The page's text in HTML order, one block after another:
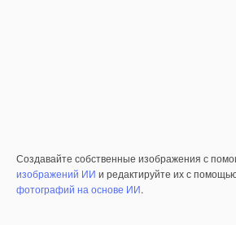
Создавайте собственные изображения с
изображений ИИ и редактируйте их с
фотографий на основе ИИ.